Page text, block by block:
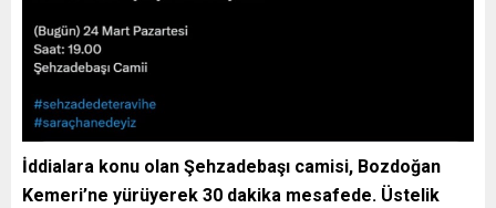
İddialara konu olan Şehzadebaşı camisi, Bozdoğan
Kemeri’ne yürüyerek 30 dakika mesafede. Üstelik